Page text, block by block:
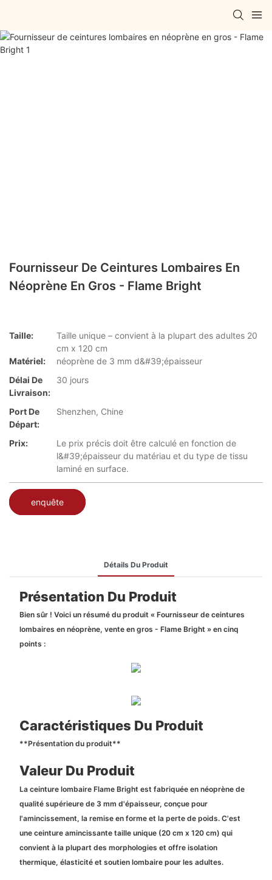
Fournisseur De Ceintures Lombaires En
Néoprène En Gros - Flame Bright
Taille:
Taille unique – convient à la plupart des adultes 20
cm x 120 cm
Matériel:
néoprène de 3 mm d&#39;épaisseur
Délai De
Livraison:
30 jours
Port De
Départ:
Shenzhen, Chine
Prix:
Le prix précis doit être calculé en fonction de
l&#39;épaisseur du matériau et du type de tissu
laminé en surface.
enquête
Détails Du Produit
Présentation Du Produit
Bien sûr ! Voici un résumé du produit « Fournisseur de ceintures
lombaires en néoprène, vente en gros - Flame Bright » en cinq
points :
Caractéristiques Du Produit
**Présentation du produit**
Valeur Du Produit
La ceinture lombaire Flame Bright est fabriquée en néoprène de
qualité supérieure de 3 mm d'épaisseur, conçue pour
l'amincissement, la remise en forme et la perte de poids. C'est
une ceinture amincissante taille unique (20 cm x 120 cm) qui
convient à la plupart des morphologies et offre isolation
thermique, élasticité et soutien lombaire pour les adultes.